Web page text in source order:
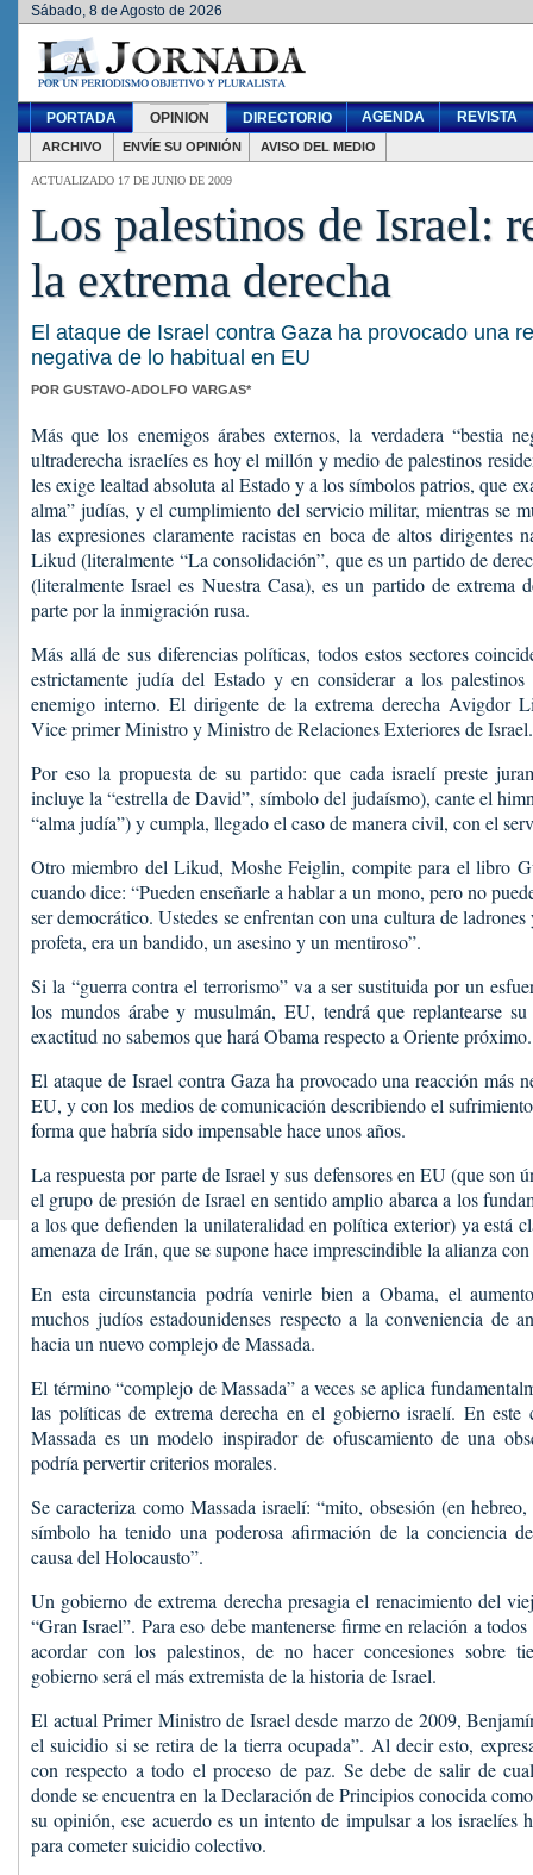
Sábado, 8 de Agosto de 2026
PORTADA OPINION DIRECTORIO AGENDA REVISTA
ARCHIVO ENVÍE SU OPINIÓN AVISO DEL MEDIO
ACTUALIZADO 17 DE JUNIO DE 2009
Los palestinos de Israel:
la extrema derecha
El ataque de Israel contra Gaza ha provocado una
negativa de lo habitual en EU
POR GUSTAVO-ADOLFO VARGAS*
Más que los enemigos árabes externos, la verdadera “bestia
ultraderecha israelíes es hoy el millón y medio de palestinos
les exige lealtad absoluta al Estado y a los símbolos patrios, que
alma” judías, y el cumplimiento del servicio militar, mientras se
las expresiones claramente racistas en boca de altos dirigentes
Likud (literalmente “La consolidación”, que es un partido de
(literalmente Israel es Nuestra Casa), es un partido de extrema
parte por la inmigración rusa.
Más allá de sus diferencias políticas, todos estos sectores
estrictamente judía del Estado y en considerar a los
enemigo interno. El dirigente de la extrema derecha Avigdor
Vice primer Ministro y Ministro de Relaciones Exteriores de Israel.
Por eso la propuesta de su partido: que cada israelí preste
incluye la “estrella de David”, símbolo del judaísmo), cante el
“alma judía”) y cumpla, llegado el caso de manera civil, con el
Otro miembro del Likud, Moshe Feiglin, compite para el libro
cuando dice: “Pueden enseñarle a hablar a un mono, pero no
ser democrático. Ustedes se enfrentan con una cultura de
profeta, era un bandido, un asesino y un mentiroso”.
Si la “guerra contra el terrorismo” va a ser sustituida por un
los mundos árabe y musulmán, EU, tendrá que replantearse
exactitud no sabemos que hará Obama respecto a Oriente próximo.
El ataque de Israel contra Gaza ha provocado una reacción más
EU, y con los medios de comunicación describiendo el
forma que habría sido impensable hace unos años.
La respuesta por parte de Israel y sus defensores en EU (que son
el grupo de presión de Israel en sentido amplio abarca a los
a los que defienden la unilateralidad en política exterior) ya está
amenaza de Irán, que se supone hace imprescindible la alianza
En esta circunstancia podría venirle bien a Obama, el
muchos judíos estadounidenses respecto a la conveniencia de
hacia un nuevo complejo de Massada.
El término “complejo de Massada” a veces se aplica
las políticas de extrema derecha en el gobierno israelí. En este
Massada es un modelo inspirador de ofuscamiento de una
podría pervertir criterios morales.
Se caracteriza como Massada israelí: “mito, obsesión (en
símbolo ha tenido una poderosa afirmación de la conciencia
causa del Holocausto”.
Un gobierno de extrema derecha presagia el renacimiento del
“Gran Israel”. Para eso debe mantenerse firme en relación a
acordar con los palestinos, de no hacer concesiones sobre
gobierno será el más extremista de la historia de Israel.
El actual Primer Ministro de Israel desde marzo de 2009,
el suicidio si se retira de la tierra ocupada”. Al decir esto,
con respecto a todo el proceso de paz. Se debe de salir de
donde se encuentra en la Declaración de Principios conocida
su opinión, ese acuerdo es un intento de impulsar a los israelíes
para cometer suicidio colectivo.